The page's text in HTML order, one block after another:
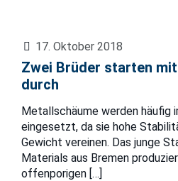
17. Oktober 2018
Zwei Brüder starten
durch
Metallschäume werden häufig
eingesetzt, da sie hohe
Gewicht vereinen. Das junge
Materials aus Bremen
offenporigen […]